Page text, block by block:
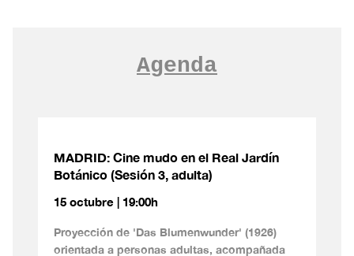
Agenda
MADRID: Cine mudo en el Real Jardín
Botánico (Sesión 3, adulta)
15 octubre | 19:00h
Proyección de 'Das Blumenwunder' (1926)
orientada a personas adultas, acompañada